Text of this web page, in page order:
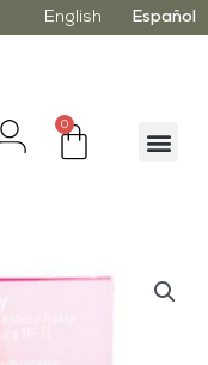
English Español
0